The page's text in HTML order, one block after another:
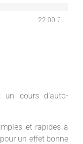
22.00 €
un cours d’auto-
et rapides à
un effet bonne